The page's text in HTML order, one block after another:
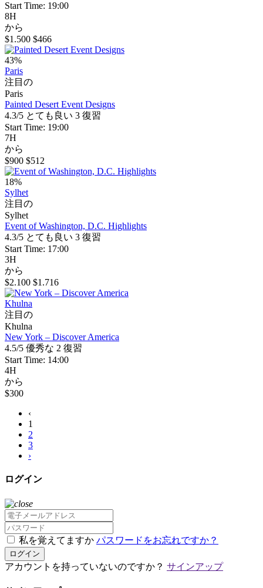
Start Time: 19:00
8H
から
$1.500 $466
43%
Paris
注目の
Paris
Painted Desert Event Designs
4.3/5 とても良い 3 復習
Start Time: 19:00
7H
から
$900 $512
18%
Sylhet
注目の
Sylhet
Event of Washington, D.C. Highlights
4.3/5 とても良い 3 復習
Start Time: 17:00
3H
から
$2.100 $1.716
Khulna
注目の
Khulna
New York – Discover America
4.5/5 優秀な 2 復習
Start Time: 14:00
4H
から
$300
‹
1
2
3
›
ログイン
私を覚えてますか パスワードをお忘れですか？
ログイン
アカウントを持っていないのですか？ サインアップ